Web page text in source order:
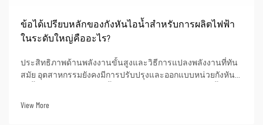
ข้อได้เปรียบหลักของกังหันไอน้ำสำหรับการผลิตไฟฟ้า
ในระดับใหญ่คืออะไร?
ประสิทธิภาพด้านพลังงานขั้นสูงและวิธีการแปลงพลังงานที่ทัน
สมัย อุตสาหกรรมยังคงมีการปรับปรุงและออกแบบหน่วยกังหัน
View More